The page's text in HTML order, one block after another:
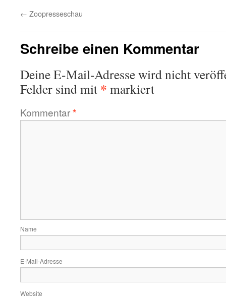
← Zoopresseschau
Schreibe einen Kommentar
Deine E-Mail-Adresse wird nicht
Felder sind mit * markiert
Kommentar*
Name
E-Mail-Adresse
Website